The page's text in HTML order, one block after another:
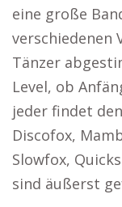
eine große
verschiedenen
Tänzer
Level, ob
jeder findet
Discofox,
Slowfox,
sind äußerst